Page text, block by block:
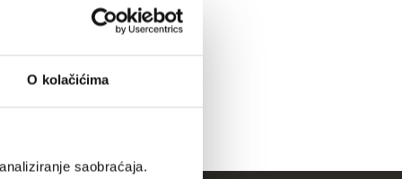
O kolačićima
saobraćaja.